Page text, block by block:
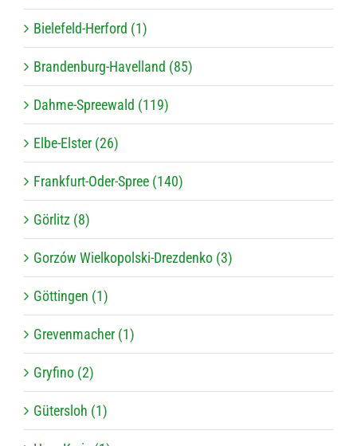
Bielefeld-Herford (1)
Brandenburg-Havelland (85)
Dahme-Spreewald (119)
Elbe-Elster (26)
Frankfurt-Oder-Spree (140)
Görlitz (8)
Gorzów Wielkopolski-Drezdenko (3)
Göttingen (1)
Grevenmacher (1)
Gryfino (2)
Gütersloh (1)